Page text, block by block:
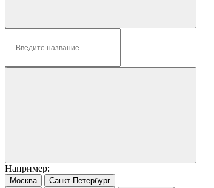
Например:
Москва
Санкт-Петербург